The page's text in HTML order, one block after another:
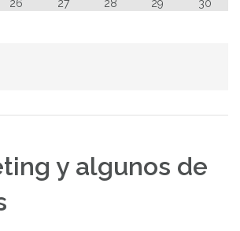
26 27 28 29 30
y algunos de